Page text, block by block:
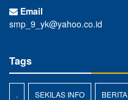
Email
smp_9_yk@yahoo.co.id
Tags
. SEKILAS INFO BERITA